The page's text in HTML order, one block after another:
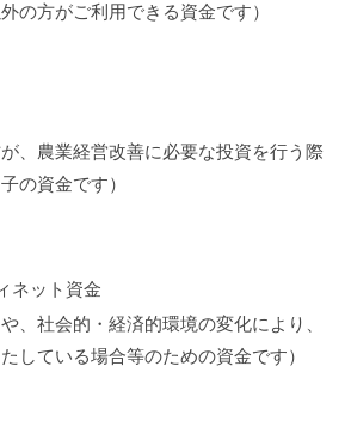
の方がご利用できる資金です）
が、農業経営改善に必要な投資を行う際
の資金です）
ネット資金
、社会的・経済的環境の変化により、
している場合等のための資金です）